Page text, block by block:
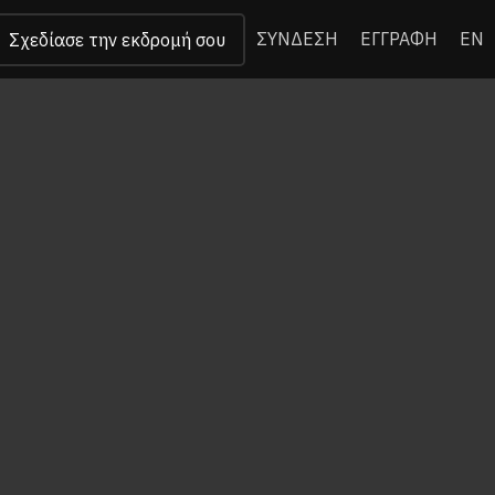
Σχεδίασε την εκδρομή σου ΣΥΝΔΕΣΗ ΕΓΓΡΑΦΗ EN